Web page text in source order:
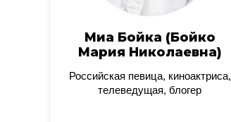
Миа Бойка (Бойко
Мария Николаевна)
Российская певица, киноактриса,
телеведущая, блогер